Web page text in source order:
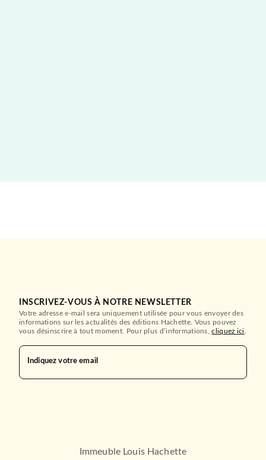
INSCRIVEZ-VOUS À NOTRE NEWSLETTER
Votre adresse e-mail sera uniquement utilisée pour vous envoyer des
informations sur les actualités des éditions Hachette. Vous pouvez
vous désinscrire à tout moment. Pour plus d’informations,cliquez ici
Indiquez votre email
Immeuble Louis Hachette